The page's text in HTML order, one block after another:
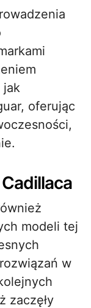
jak
oferując
modeli tej
w
zaczęły